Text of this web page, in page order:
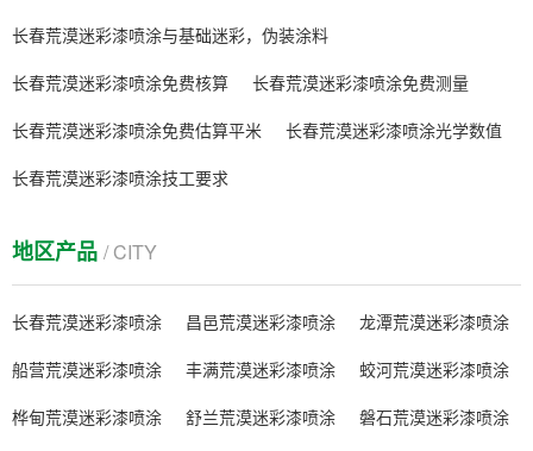
长春荒漠迷彩漆喷涂与基础迷彩，伪装涂料
长春荒漠迷彩漆喷涂免费核算
长春荒漠迷彩漆喷涂免费测量
长春荒漠迷彩漆喷涂免费估算平米
长春荒漠迷彩漆喷涂光学数值
长春荒漠迷彩漆喷涂技工要求
地区产品 / CITY
长春荒漠迷彩漆喷涂 昌邑荒漠迷彩漆喷涂
龙潭荒漠迷彩漆喷涂
船营荒漠迷彩漆喷涂
丰满荒漠迷彩漆喷涂
蛟河荒漠迷彩漆喷涂
桦甸荒漠迷彩漆喷涂
舒兰荒漠迷彩漆喷涂
磐石荒漠迷彩漆喷涂